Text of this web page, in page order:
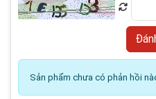
Sản phẩm chưa có phản hồi